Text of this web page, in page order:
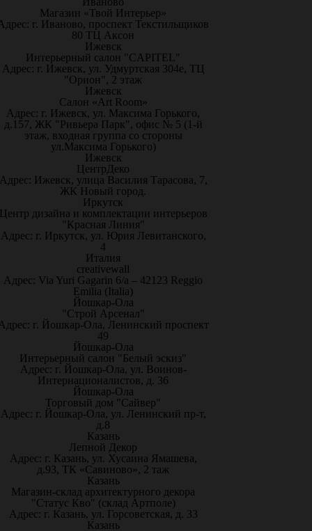
Магазин «Твой Интерьер»
г. Иваново, проспект Текстильщиков
80 ТЦ Аксон
Ижевск
Интерьерный салон "CAPITEL"
Адрес: г. Ижевск, ул. Удмуртская 304е, ТЦ
"Орион", 2 этаж
Ижевск
Салон «Art Room»
Адрес: г. Ижевск, ул. Максима Горького,
д.157, ЖК "Ривьера Парк", офис № 5 (1-й
этаж, входная группа со стороны
ул.Максима Горького)
Ижевск
ЦентрДеко
Ижевск, улица Василия Тарасова, 7,
ЖК Новый город.
Иркутск
дизайна и комплектации интерьеров
"Красная Линия"
Адрес: г. Иркутск, ул. Юрия Левитанского,
4
Италия
creativewall
Адрес: Via Yuri Gagarin 6/a – 42123 Reggio
Emilia (Italia)
Йошкар-Ола
"Строй Арсенал"
г. Йошкар-Ола, Ленинский проспект
49
Йошкар-Ола
Интерьерный салон "Белый эскиз"
Адрес: г. Йошкар-Ола, ул. Воинов-
Интернационалистов, д. 36
Йошкар-Ола
Торговый дом "Сайвер"
Адрес: г. Йошкар-Ола, ул. Ленинский пр-т,
д.8
Казань
Лепной Декор
Адрес: г. Казань, ул. Хусаина Ямашева,
д.93, ТК «Савиново», 2 таж
Казань
Магазин-склад архитектурного декора
"Статус Кво" (склад Артполе)
Адрес: г. Казань, ул. Горсоветская, д. 33
Казань